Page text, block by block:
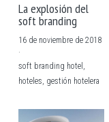
La explosión del
soft branding
16 de noviembre de 2018
·
soft branding hotel,
hoteles, gestión hotelera